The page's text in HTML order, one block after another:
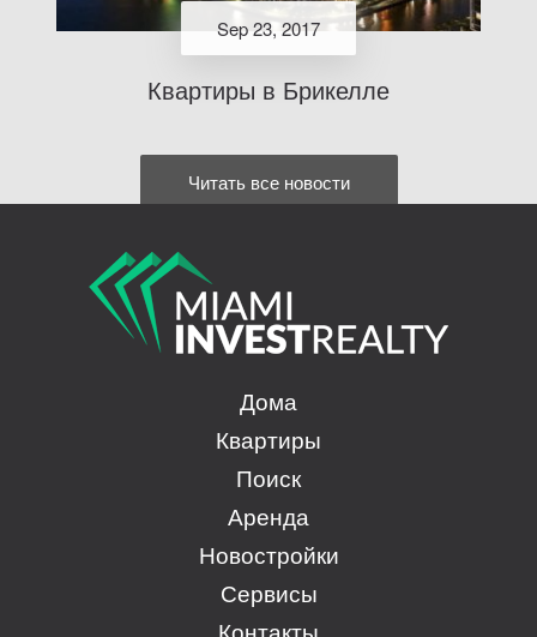
Sep 23, 2017
Квартиры в Брикелле
Читать все новости
Дома
Квартиры
Поиск
Аренда
Новостройки
Сервисы
Контакты